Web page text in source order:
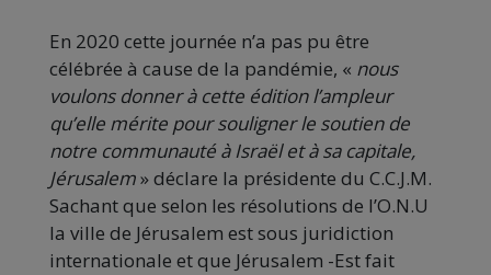
En 2020 cette journée n’a pas pu être
célébrée à cause de la pandémie, « nous
voulons donner à cette édition l’ampleur
qu’elle mérite pour souligner le soutien de
notre communauté à Israël et à sa capitale,
Jérusalem» déclare la présidente du C.C.J.M.
Sachant que selon les résolutions de l’O.N.U
la ville de Jérusalem est sous juridiction
internationale et que Jérusalem -Est fait